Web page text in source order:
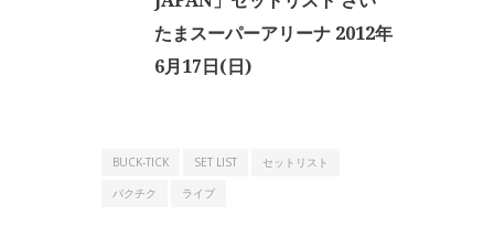
たまスーパーアリーナ 2012年
6月17日(日)
BUCK-TICK SET LIST
セットリスト
バクチク
ライブ